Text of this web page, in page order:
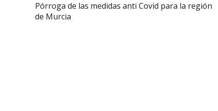
Pórroga de las medidas anti Covid para la región
de Murcia